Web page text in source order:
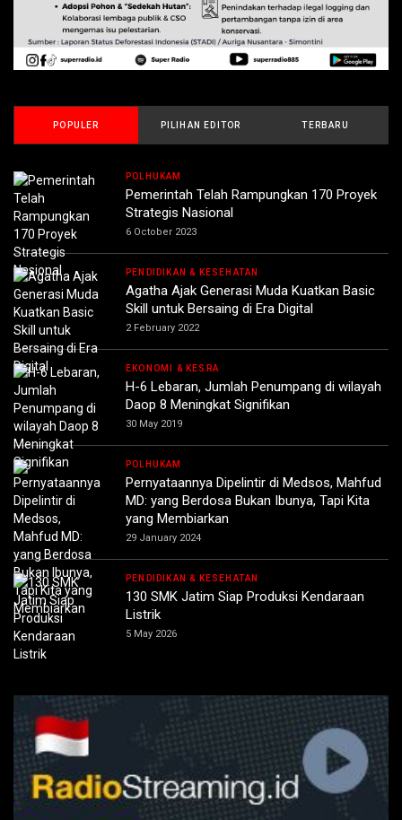
POPULER PILIHAN EDITOR TERBARU
POLHUKAM
Pemerintah Telah Rampungkan 170 Proyek
Strategis Nasional
6 October 2023
PENDIDIKAN & KESEHATAN
Agatha Ajak Generasi Muda Kuatkan Basic
Skill untuk Bersaing di Era Digital
2 February 2022
EKONOMI & KESRA
H-6 Lebaran, Jumlah Penumpang di wilayah
Daop 8 Meningkat Signifikan
30 May 2019
POLHUKAM
Pernyataannya Dipelintir di Medsos, Mahfud
MD: yang Berdosa Bukan Ibunya, Tapi Kita
yang Membiarkan
29 January 2024
PENDIDIKAN & KESEHATAN
130 SMK Jatim Siap Produksi Kendaraan
Listrik
5 May 2026